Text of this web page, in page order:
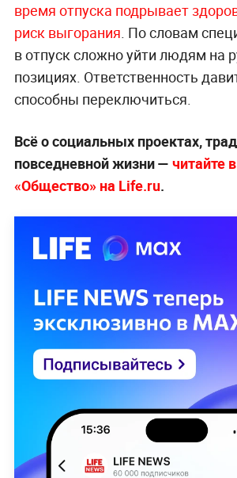
время отпуска подрывает
риск выгорания. По словам
в отпуск сложно уйти людям на
позициях. Ответственность
способны переключиться.
Всё о социальных проектах,
повседневной жизни — читайте
«Общество» на Life.ru.